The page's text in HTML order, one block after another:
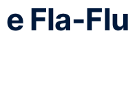
Fla-Flu